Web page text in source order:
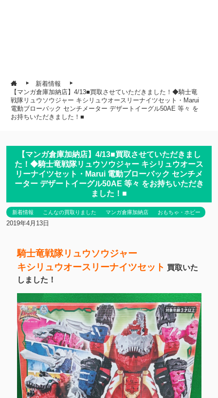
新着情報
【マンガ倉庫加納店】4/13■買取させていただきました！◆騎士竜
戦隊リュウソウジャー キシリュウオースリーナイツセット・Marui
電動ブローバック センチメーター デザートイーグル50AE 等々 を
お持ちいただきました！■
【マンガ倉庫加納店】4/13■買取させていただきまし
た！◆騎士竜戦隊リュウソウジャー キシリュウオース
リーナイツセット・Marui 電動ブローバック センチメ
ーター デザートイーグル50AE 等々 をお持ちいただき
ました！■
新着情報 こんなの買取りました マンガ倉庫加納店 おもちゃ・ホビー
2019年4月13日
騎士竜戦隊リュウソウジャー
キシリュウオースリーナイツセット 買取いた
しました！